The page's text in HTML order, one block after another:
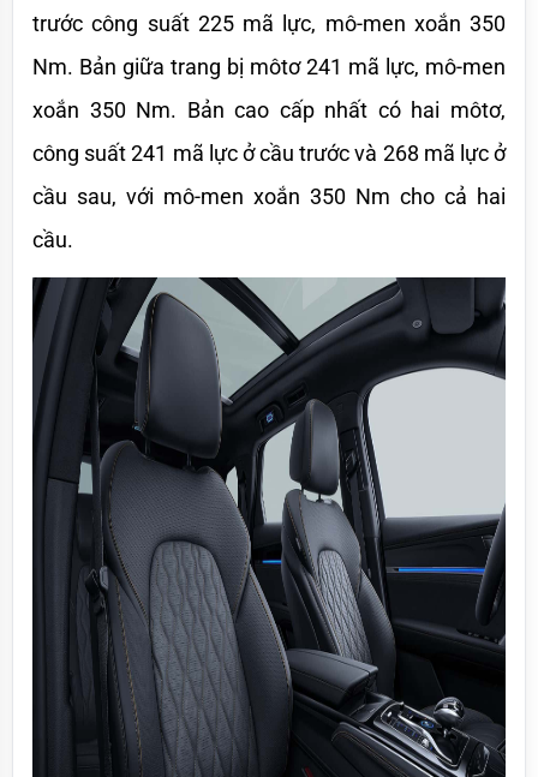
trước công suất 225 mã lực, mô-men xoắn 350
Nm. Bản giữa trang bị môtơ 241 mã lực, mô-men
xoắn 350 Nm. Bản cao cấp nhất có hai môtơ,
công suất 241 mã lực ở cầu trước và 268 mã lực ở
cầu sau, với mô-men xoắn 350 Nm cho cả hai
cầu.